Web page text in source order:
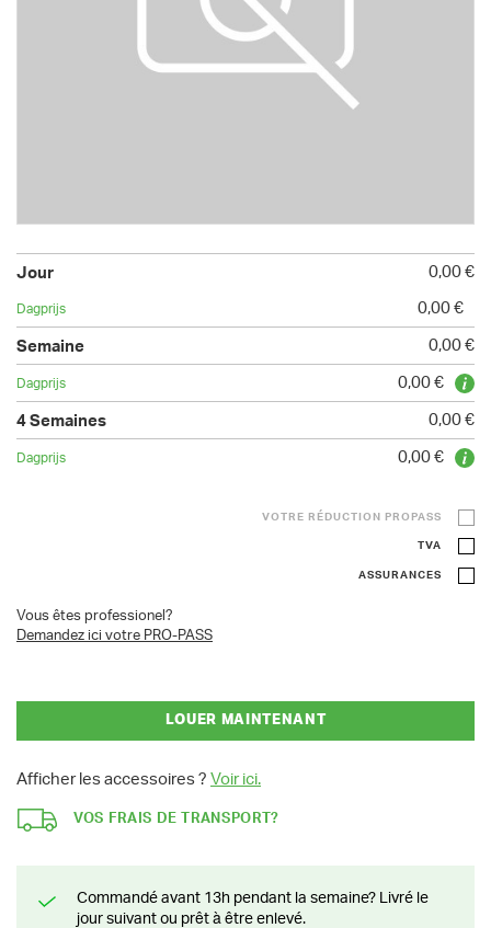
0,00 €
0,00 €
0,00 €
0,00 €
0,00 €
0,00 €
VOTRE RÉDUCTION PROPASS
TVA
ASSURANCES
Vous êtes professionel?
Demandez ici votre PRO-PASS
LOUER MAINTENANT
Afficher les accessoires ? Voir ici.
VOS FRAIS DE TRANSPORT?
Commandé avant 13h pendant la semaine? Livré le
jour suivant ou prêt à être enlevé.